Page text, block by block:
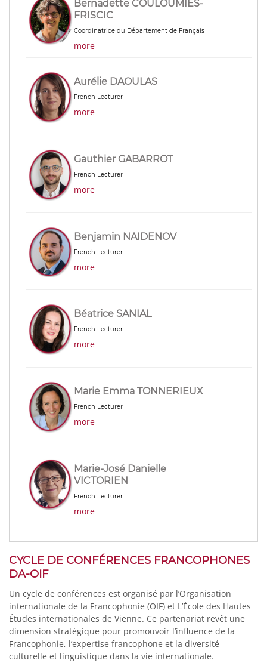
Bernadette COULOUMIES-
FRISCIC
Coordinatrice du Département de Français
more
Aurélie DAOULAS
French Lecturer
more
Gauthier GABARROT
French Lecturer
more
Benjamin NAIDENOV
French Lecturer
more
Béatrice SANIAL
French Lecturer
more
Marie Emma TONNERIEUX
French Lecturer
more
Marie-José Danielle
VICTORIEN
French Lecturer
more
CYCLE DE CONFÉRENCES FRANCOPHONES
DA-OIF
Un cycle de conférences est organisé par l’Organisation
internationale de la Francophonie (OIF) et L’École des Hautes
Études internationales de Vienne. Ce partenariat revêt une
dimension stratégique pour promouvoir l’influence de la
Francophonie, l’expertise francophone et la diversité
culturelle et linguistique dans la vie internationale.